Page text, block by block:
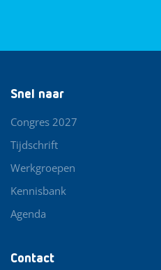
Contact
Snel naar
Congres 2027
Tijdschrift
Werkgroepen
Kennisbank
Agenda